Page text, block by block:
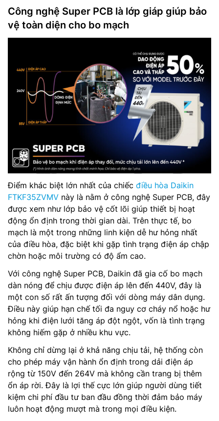
Công nghệ Super PCB là lớp giáp giúp bảo
vệ toàn diện cho bo mạch
Điểm khác biệt lớn nhất của chiếc điều hòa Daikin
FTKF35ZVMV này là nằm ở công nghệ Super PCB, đây
được xem như lớp bảo vệ cốt lõi giúp thiết bị hoạt
động ổn định trong thời gian dài. Trên thực tế, bo
mạch là một trong những linh kiện dễ hư hỏng nhất
của điều hòa, đặc biệt khi gặp tình trạng điện áp chập
chờn hoặc môi trường có độ ẩm cao.
Với công nghệ Super PCB, Daikin đã gia cố bo mạch
dàn nóng để chịu được điện áp lên đến 440V, đây là
một con số rất ấn tượng đối với dòng máy dân dụng.
Điều này giúp hạn chế tối đa nguy cơ cháy nổ hoặc hư
hỏng khi điện lưới tăng áp đột ngột, vốn là tình trạng
không hiếm gặp ở nhiều khu vực.
Không chỉ dừng lại ở khả năng chịu tải, hệ thống còn
cho phép máy vận hành ổn định trong dải điện áp
rộng từ 150V đến 264V mà không cần trang bị thêm
ổn áp rời. Đây là lợi thế cực lớn giúp người dùng tiết
kiệm chi phí đầu tư ban đầu đồng thời đảm bảo máy
luôn hoạt động mượt mà trong mọi điều kiện.